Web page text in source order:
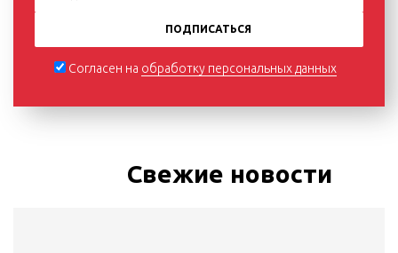
ПОДПИСАТЬСЯ
Согласен на обработку персональных данных
Свежие новости